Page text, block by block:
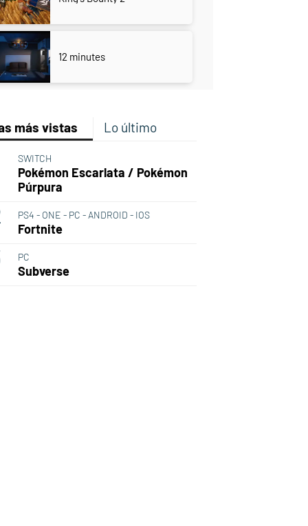
12 minutes
más vistas Lo último
SWITCH
Pokémon Escarlata / Pokémon
Púrpura
PS4 - ONE - PC - ANDROID - IOS
Fortnite
PC
Subverse